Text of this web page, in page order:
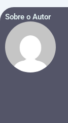
Sobre o Autor